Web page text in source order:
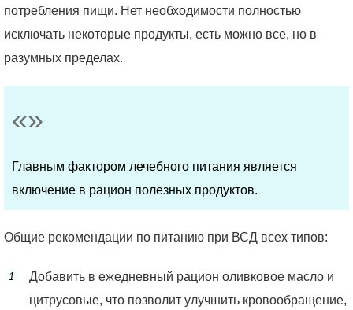
потребления пищи. Нет необходимости полностью
исключать некоторые продукты, есть можно все, но в
разумных пределах.
Главным фактором лечебного питания является
включение в рацион полезных продуктов.
Общие рекомендации по питанию при ВСД всех типов:
Добавить в ежедневный рацион оливковое масло и
цитрусовые, что позволит улучшить кровообращение,